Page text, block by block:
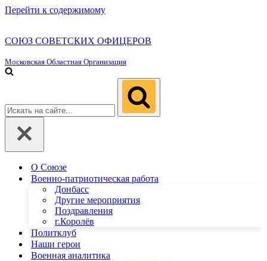
Перейти к содержимому
СОЮЗ СОВЕТСКИХ ОФИЦЕРОВ
Московская Областная Организация
О Союзе
Военно-патриотическая работа
Донбасс
Другие мероприятия
Поздравления
г.Королёв
Политклуб
Наши герои
Военная аналитика